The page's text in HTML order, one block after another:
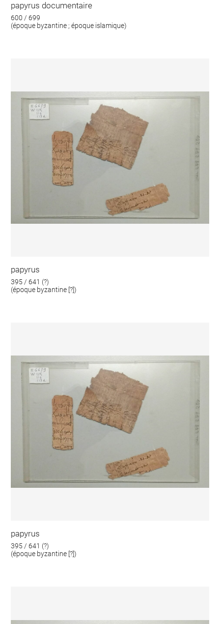
papyrus documentaire
600 / 699
(époque byzantine ; époque islamique)
papyrus
395 / 641 (?)
(époque byzantine [?])
papyrus
395 / 641 (?)
(époque byzantine [?])